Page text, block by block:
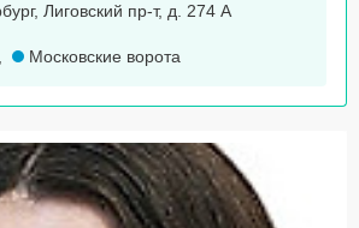
Лиговский пр-т, д. 274 А
, Московские ворота